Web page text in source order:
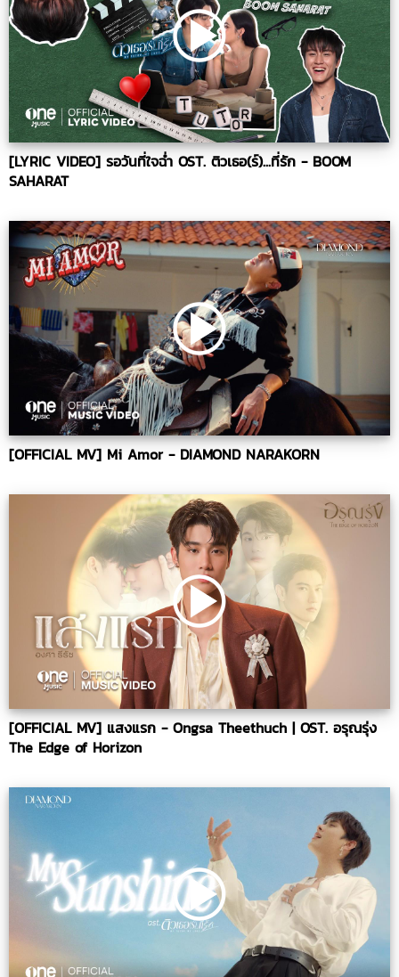
[LYRIC VIDEO] รอวันที่ใจฉ่ำ OST. ติวเธอ(ร์)...ที่รัก - BOOM
SAHARAT
[OFFICIAL MV] Mi Amor - DIAMOND NARAKORN
[OFFICIAL MV] แสงแรก - Ongsa Theethuch | OST. อรุณรุ่ง
The Edge of Horizon